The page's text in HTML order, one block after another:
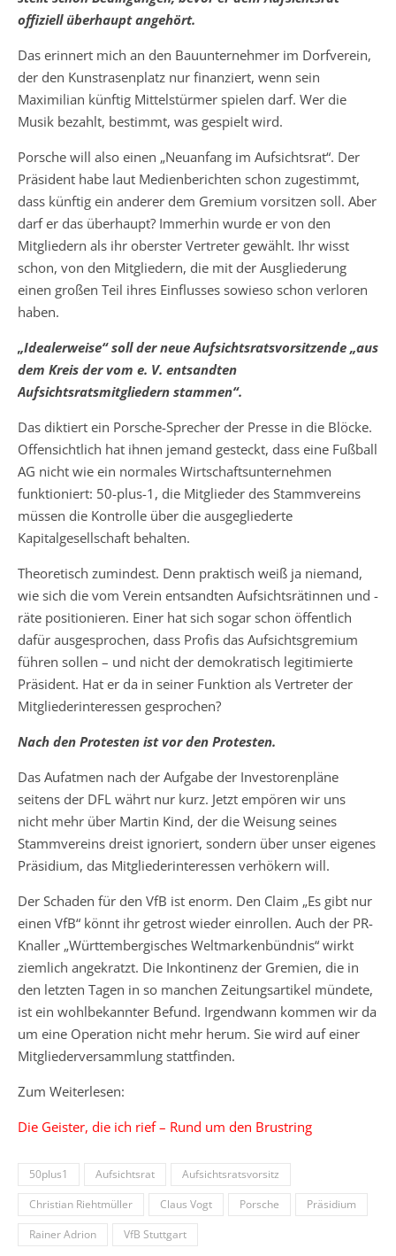
offiziell überhaupt angehört.
Das erinnert mich an den Bauunternehmer im Dorfverein,
der den Kunstrasenplatz nur finanziert, wenn sein
Maximilian künftig Mittelstürmer spielen darf. Wer die
Musik bezahlt, bestimmt, was gespielt wird.
Porsche will also einen „Neuanfang im Aufsichtsrat“. Der
Präsident habe laut Medienberichten schon zugestimmt,
dass künftig ein anderer dem Gremium vorsitzen soll. Aber
darf er das überhaupt? Immerhin wurde er von den
Mitgliedern als ihr oberster Vertreter gewählt. Ihr wisst
schon, von den Mitgliedern, die mit der Ausgliederung
einen großen Teil ihres Einflusses sowieso schon verloren
haben.
„Idealerweise“ soll der neue Aufsichtsratsvorsitzende „aus
dem Kreis der vom e. V. entsandten
Aufsichtsratsmitgliedern stammen“.
Das diktiert ein Porsche-Sprecher der Presse in die Blöcke.
Offensichtlich hat ihnen jemand gesteckt, dass eine Fußball
AG nicht wie ein normales Wirtschaftsunternehmen
funktioniert: 50-plus-1, die Mitglieder des Stammvereins
müssen die Kontrolle über die ausgegliederte
Kapitalgesellschaft behalten.
Theoretisch zumindest. Denn praktisch weiß ja niemand,
wie sich die vom Verein entsandten Aufsichtsrätinnen und -
räte positionieren. Einer hat sich sogar schon öffentlich
dafür ausgesprochen, dass Profis das Aufsichtsgremium
führen sollen – und nicht der demokratisch legitimierte
Präsident. Hat er da in seiner Funktion als Vertreter der
Mitgliederinteressen gesprochen?
Nach den Protesten ist vor den Protesten.
Das Aufatmen nach der Aufgabe der Investorenpläne
seitens der DFL währt nur kurz. Jetzt empören wir uns
nicht mehr über Martin Kind, der die Weisung seines
Stammvereins dreist ignoriert, sondern über unser eigenes
Präsidium, das Mitgliederinteressen verhökern will.
Der Schaden für den VfB ist enorm. Den Claim „Es gibt nur
einen VfB“ könnt ihr getrost wieder einrollen. Auch der PR-
Knaller „Württembergisches Weltmarkenbündnis“ wirkt
ziemlich angekratzt. Die Inkontinenz der Gremien, die in
den letzten Tagen in so manchen Zeitungsartikel mündete,
ist ein wohlbekannter Befund. Irgendwann kommen wir da
um eine Operation nicht mehr herum. Sie wird auf einer
Mitgliederversammlung stattfinden.
Zum Weiterlesen:
Die Geister, die ich rief – Rund um den Brustring
50plus1 Aufsichtsrat
Aufsichtsratsvorsitz
Christian Riehtmüller
Claus Vogt Porsche
Präsidium
Rainer Adrion
VfB Stuttgart